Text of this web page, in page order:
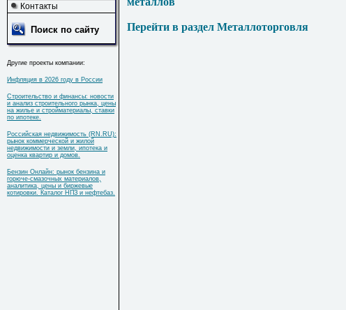
Контакты
Поиск по сайту
Другие проекты компании:
Инфляция в 2026 году в России
Строительство и финансы: новости
и анализ строительного рынка, цены
на жилье и стройматериалы, ставки
по ипотеке.
Российская недвижимость (RN.RU):
рынок коммерческой и жилой
недвижимости и земли, ипотека и
оценка квартир и домов.
Бензин Онлайн: рынок бензина и
горюче-смазочных материалов,
аналитика, цены и биржевые
котировки. Каталог НПЗ и нефтебаз.
Перейти в раздел Металлоторговля